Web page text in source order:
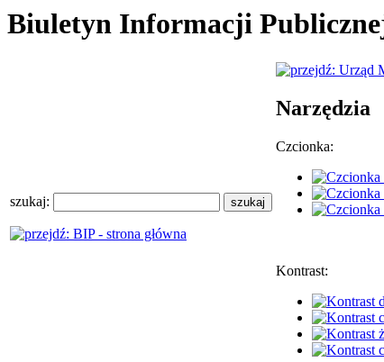
Biuletyn Informacji
szukaj:
Narzędzia
Czcionka:
Kontrast: